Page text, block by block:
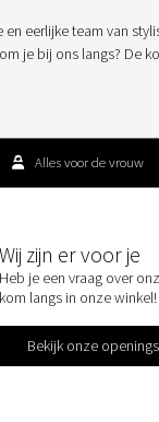
en eerlijke team van
je bij ons langs? De
Alles voor de vrouw
Wij zijn er voor je
Heb je een vraag over
kom langs in onze winkel!
Bekijk onze